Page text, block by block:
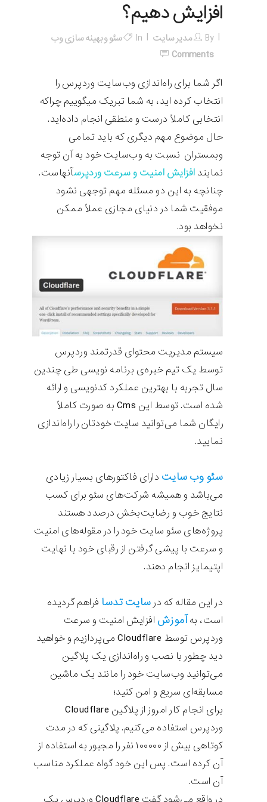
افزایش دهیم؟
By مدیر سایت In
سئو و بهینه سازی وب
Comments
اگر شما برای راه‌اندازی وب‌سایت وردپرس را
انتخاب کرده اید، به شما تبریک میگوییم چراکه
انتخابی کاملاً درست و منطقی انجام داده‌اید.
حال موضوع مهم دیگری که باید تمامی
وبمستران نسبت به وب‌سایت خود به آن توجه
نمایند افزایش امنیت و سرعت وردپرسآنهاست.
چنانچه به این دو مسئله مهم توجهی نشود
موفقیت شما در دنیای مجازی عملاً ممکن
نخواهد بود.
سیستم مدیریت محتوای قدرتمند وردپرس
توسط یک تیم خبره‌ی برنامه نویسی طی چندین
سال تجربه با بهترین عملکرد کدنویسی و ارائه
شده است. توسط این Cms به صورت کاملاً
رایگان شما می‌توانید سایت خودتان را راه‌اندازی
نمایید.
سئو وب سایت دارای فاکتورهای بسیار زیادی
می‌باشد و همیشه شرکت‌های سئو برای کسب
نتایج خوب و رضایت‌بخش درصدد هستند
پروژه‌های سئو سایت خود را در مقوله‌های امنیت
و سرعت با پیشی گرفتن از رقبای خود با نهایت
اپتیمایز انجام دهند.
در این مقاله که در سایت تدسا فراهم گردیده
است، بهآموزش افزایش امنیت و سرعت
وردپرس توسط Cloudflare می‌پردازیم و خواهید
دید چطور با نصب و راه‌اندازی یک پلاگین
می‌توانید وب‌سایت خود را مانند یک ماشین
مسابقه‌ای سریع و امن کنید؛
برای انجام کار امروز از پلاگین Cloudflare
وردپرس استفاده می‌کنیم. پلاگینی که در مدت
کوتاهی بیش از ۱۰۰۰۰۰ نفر را مجبور به استفاده از
آن کرده است. پس این خود گواه عملکرد مناسب
آن است.